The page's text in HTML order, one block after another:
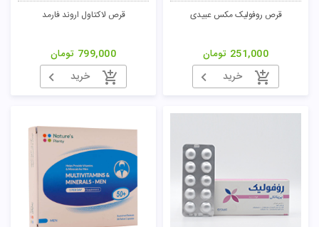
قرص روفولیک مکس عبیدی
251,000 تومان
خرید
قرص لاکتاول اروند فارمد
799,000 تومان
خرید